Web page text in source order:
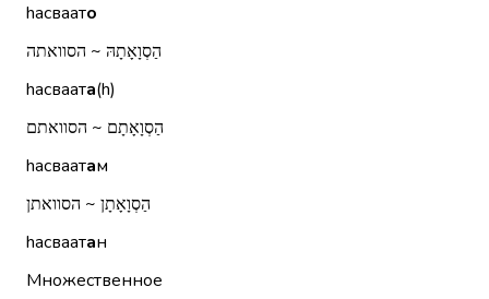
hасваато
הַסְוָאָתָהּ ~ הסוואתה
hасваата(h)
הַסְוָאָתָם ~ הסוואתם
hасваатам
הַסְוָאָתָן ~ הסוואתן
hасваатан
Множественное